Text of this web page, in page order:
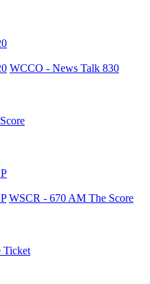
WCCO - News Talk 830
WSCR - 670 AM The Score
Ticket